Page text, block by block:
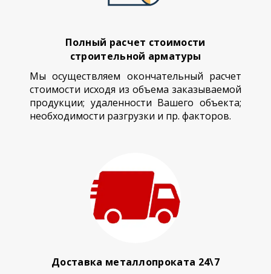
Полный расчет стоимости
строительной арматуры
Мы осуществляем окончательный расчет
стоимости исходя из объема заказываемой
продукции; удаленности Вашего объекта;
необходимости разгрузки и пр. факторов.
Доставка металлопроката 24\7